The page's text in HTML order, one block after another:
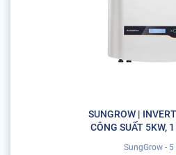
SUNGROW |
CÔNG SUẤT 5KW,
SungGrow - 5